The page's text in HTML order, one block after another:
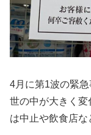
4月に第1波の緊
世の中が大きく変
は中止や飲食店な